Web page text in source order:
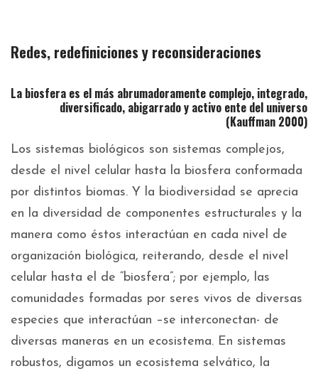
Redes, redefiniciones y reconsideraciones
La biosfera es el más abrumadoramente complejo, integrado,
diversificado, abigarrado y activo ente del universo
(Kauffman 2000)
Los sistemas biológicos son sistemas complejos,
desde el nivel celular hasta la biosfera conformada
por distintos biomas. Y la biodiversidad se aprecia
en la diversidad de componentes estructurales y la
manera como éstos interactúan en cada nivel de
organización biológica, reiterando, desde el nivel
celular hasta el de “biosfera”; por ejemplo, las
comunidades formadas por seres vivos de diversas
especies que interactúan –se interconectan- de
diversas maneras en un ecosistema. En sistemas
robustos, digamos un ecosistema selvático, la